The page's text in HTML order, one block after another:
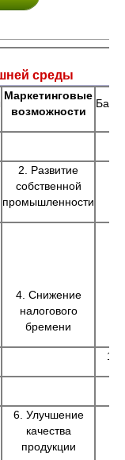
среды
Маркетинговые
возможности
2. Развитие
собственной
промышленности
4. Снижение
налогового
бремени
14
6. Улучшение
качества
продукции